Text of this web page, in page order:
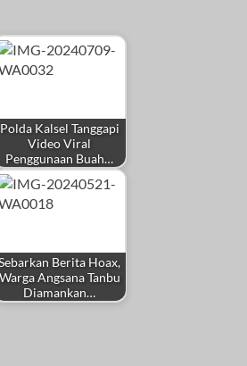
Polda Kalsel Tanggapi
Video Viral
Penggunaan Buah…
Berita Hoax,
Warga Angsana Tanbu
Diamankan…